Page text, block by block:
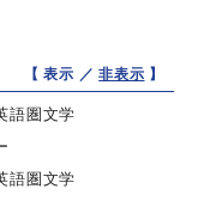
【 表示 ／非表示 】
語圏文学
語圏文学